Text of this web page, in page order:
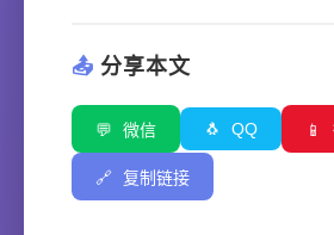
📤 分享本文
💬 微信 🐧 QQ 📱
🔗 复制链接